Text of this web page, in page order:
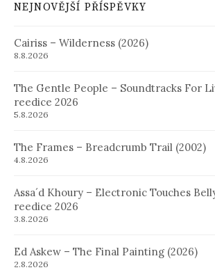
NEJNOVĚJŠÍ PŘÍSPĚVKY
Cairiss – Wilderness (2026)
8.8.2026
The Gentle People – Soundtracks For
reedice 2026
5.8.2026
The Frames – Breadcrumb Trail (2002)
4.8.2026
Assa´d Khoury – Electronic Touches
reedice 2026
3.8.2026
Ed Askew – The Final Painting (2026)
2.8.2026